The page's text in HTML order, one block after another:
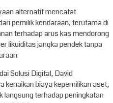
alternatif mencatat
pemilik kendaraan, terutama di
terhadap arus kas mendorong
likuiditas jangka pendek tanpa
Solusi Digital, David
kenaikan biaya kepemilikan aset,
terhadap peningkatan